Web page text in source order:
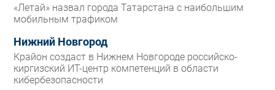
«Летай» назвал города Татарстана с наибольшим
мобильным трафиком
Нижний Новгород
Крайон создаст в Нижнем Новгороде российско-
киргизский ИТ-центр компетенций в области
кибербезопасности